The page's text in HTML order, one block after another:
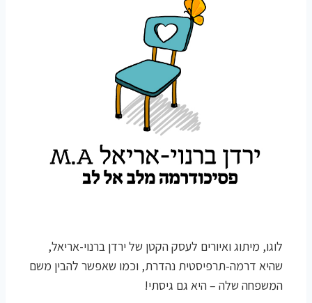
לוגו, מיתוג ואיורים לעסק הקטן של ירדן ברנוי-אריאל,
שהיא דרמה-תרפיסטית נהדרת, וכמו שאפשר להבין משם
המשפחה שלה – היא גם גיסתי!